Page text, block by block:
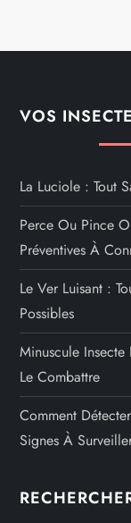
VOS
La Luciole : Tout
Perce Ou Pince
Préventives À
Le Ver Luisant :
Possibles
Minuscule
Le Combattre
Comment
Signes À